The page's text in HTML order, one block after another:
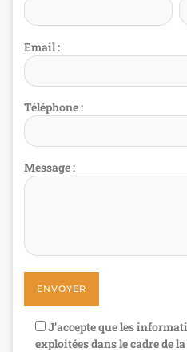
Email :
Téléphone :
Message :
J’accepte que les
exploitées dans le cadre de